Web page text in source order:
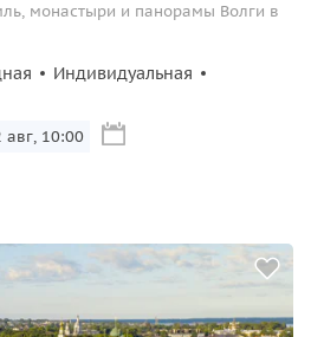
монастыри и панорамы Волги в
Индивидуальная
авг, 10:00